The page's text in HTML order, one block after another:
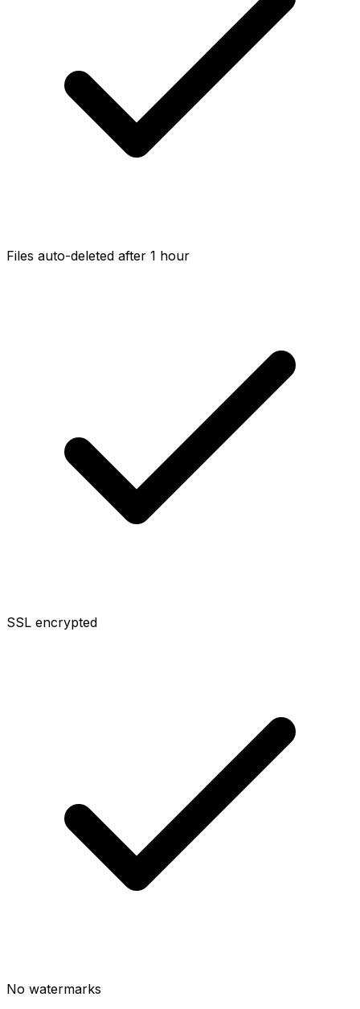
Files auto-deleted after 1 hour
SSL encrypted
No watermarks